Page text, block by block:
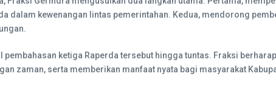
dalam kewenangan lintas pemerintahan. Kedua, mendorong
pembahasan ketiga Raperda tersebut hingga tuntas. Fraksi
zaman, serta memberikan manfaat nyata bagi masyarakat